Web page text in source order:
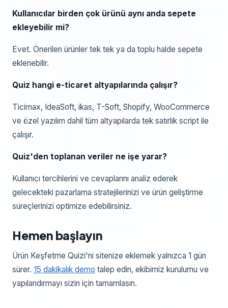
Kullanıcılar birden çok ürünü aynı anda sepete
ekleyebilir mi?
Evet. Önerilen ürünler tek tek ya da toplu halde sepete
eklenebilir.
Quiz hangi e-ticaret altyapılarında çalışır?
Ticimax, IdeaSoft, ikas, T-Soft, Shopify, WooCommerce
ve özel yazılım dahil tüm altyapılarda tek satırlık script ile
çalışır.
Quiz'den toplanan veriler ne işe yarar?
Kullanıcı tercihlerini ve cevaplarını analiz ederek
gelecekteki pazarlama stratejilerinizi ve ürün geliştirme
süreçlerinizi optimize edebilirsiniz.
Hemen başlayın
Ürün Keşfetme Quizi'ni sitenize eklemek yalnızca 1 gün
sürer. 15 dakikalık demo talep edin, ekibimiz kurulumu ve
yapılandırmayı sizin için tamamlasın.